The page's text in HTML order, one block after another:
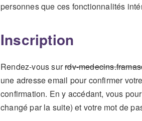
personnes que ces fonctionnalités
Inscription
Rendez-vous surrdv-
une adresse email pour confirmer
confirmation. En y accédant, vous
changé par la suite) et votre mot de